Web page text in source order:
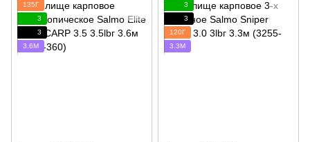
135Г
3
3
3.6М
3
3
120Г
3.3М